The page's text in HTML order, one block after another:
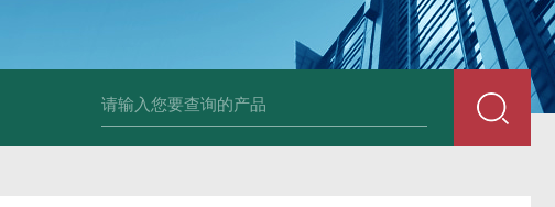
储能箱风机 储能柜专用风机 PF-200/300/400/500排气扇/卫生间通风器